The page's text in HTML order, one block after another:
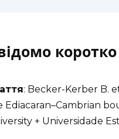
коротко
: Becker-Kerber B.
Ediacaran–Cambrian
+ Universidade